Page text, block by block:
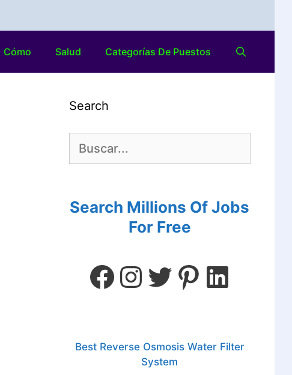
Cómo Salud Categorías De Puestos
Search
Search Millions Of Jobs
For Free
Best Reverse Osmosis Water Filter
System